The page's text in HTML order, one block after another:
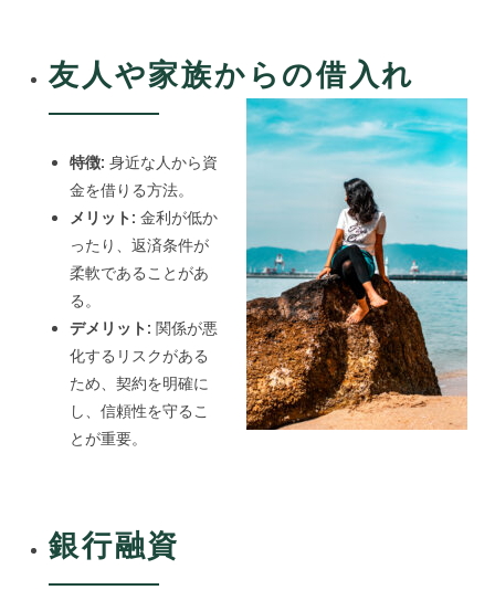
友人や家族からの借入れ
特徴: 身近な人から資
金を借りる方法。
メリット: 金利が低か
ったり、返済条件が
柔軟であることがあ
る。
デメリット: 関係が悪
化するリスクがある
ため、契約を明確に
し、信頼性を守るこ
とが重要。
銀行融資